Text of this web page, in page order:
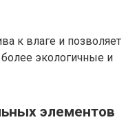
к влаге и позволяет
экологичные и
элементов